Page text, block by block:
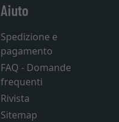
Aiuto
Spedizione e
pagamento
FAQ - Domande
frequenti
Rivista
Sitemap